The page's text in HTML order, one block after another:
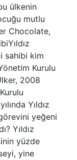
ülkenin
mutlu
Chocolate,
sahibi kim
Kurulu
2008
Yıldız
yeğeni
Yıldız
yüzde
yine